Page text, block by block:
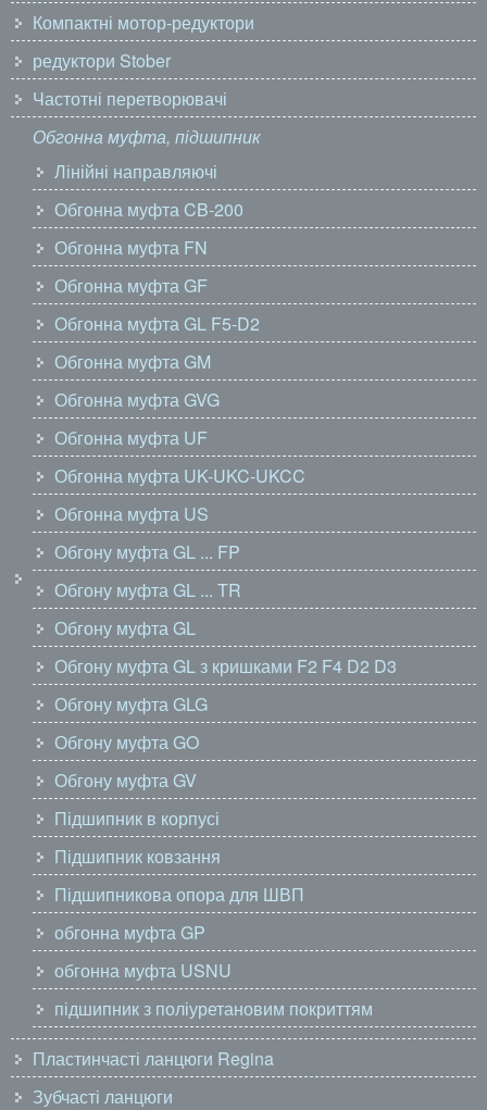
Компактні мотор-редуктори
редуктори Stober
Частотні перетворювачі
Обгонна муфта, підшипник
Лінійні направляючі
Обгонна муфта CB-200
Обгонна муфта FN
Обгонна муфта GF
Обгонна муфта GL F5-D2
Обгонна муфта GM
Обгонна муфта GVG
Обгонна муфта UF
Обгонна муфта UK-UKC-UKCC
Обгонна муфта US
Обгону муфта GL ... FP
Обгону муфта GL ... TR
Обгону муфта GL
Обгону муфта GL з кришками F2 F4 D2 D3
Обгону муфта GLG
Обгону муфта GO
Обгону муфта GV
Підшипник в корпусі
Підшипник ковзання
Підшипникова опора для ШВП
обгонна муфта GP
обгонна муфта USNU
підшипник з поліуретановим покриттям
Пластинчасті ланцюги Regina
Зубчасті ланцюги